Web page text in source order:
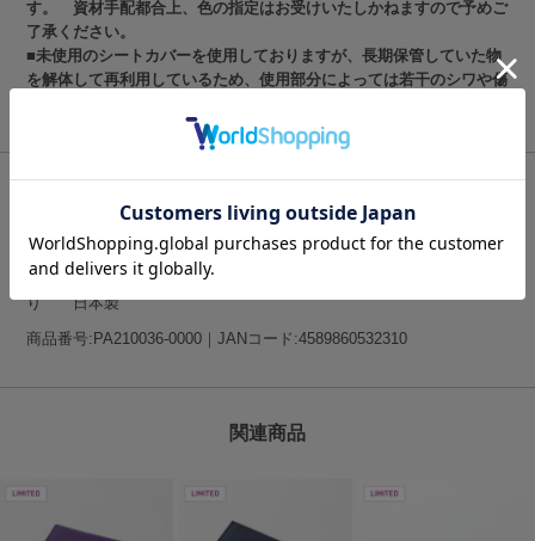
す。 資材手配都合上、色の指定はお受けいたしかねますので予めご
了承ください。
■未使用のシートカバーを使用しておりますが、長期保管していた物
を解体して再利用しているため、使用部分によっては若干のシワや傷
[サイズ] 約7.5×9.5×2.5 ㎝（閉じた状態） [素材]牛革（未使用スペ
アカバーアップサイクル）、大島紬 オーガニックコットン巾着入
り 日本製
商品番号:PA210036-0000｜JANコード:4589860532310
関連商品